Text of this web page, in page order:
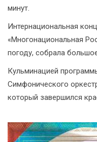
минут.
Интернациональная
«Многонациональная
погоду, собрала
Кульминацией
Симфонического
который завершился